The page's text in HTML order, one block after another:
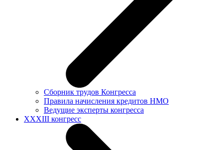
Сборник трудов Конгресса
Правила начисления кредитов НМО
Ведущие эксперты конгресса
XXXIII конгресс